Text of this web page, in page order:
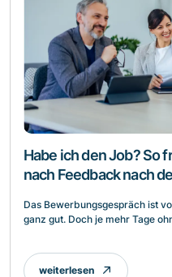
Habe ich den Job? So
nach Feedback nach
Das Bewerbungsgespräch ist
ganz gut. Doch je mehr Tage
weiterlesen